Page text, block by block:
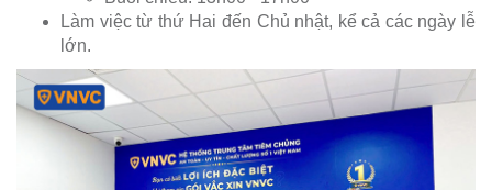
Làm việc từ thứ Hai đến Chủ nhật, kể cả các ngày lễ
lớn.